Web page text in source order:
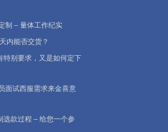
制 – 量体工作纪实
内能否交货？
特别要求，又是如何定下
面试西服需求来金喜意
选款过程 – 给您一个参